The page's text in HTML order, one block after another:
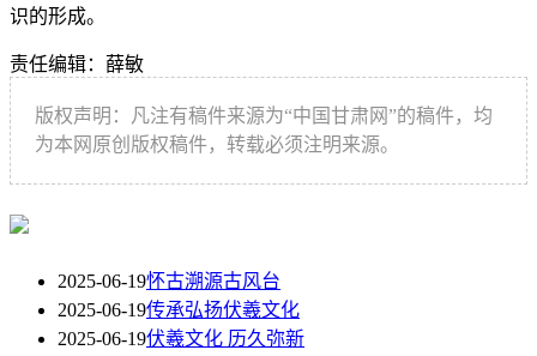
识的形成。
责任编辑：薛敏
版权声明：凡注有稿件来源为“中国甘肃网”的稿件，均
为本网原创版权稿件，转载必须注明来源。
2025-06-19怀古溯源古风台
2025-06-19传承弘扬伏羲文化
2025-06-19伏羲文化 历久弥新